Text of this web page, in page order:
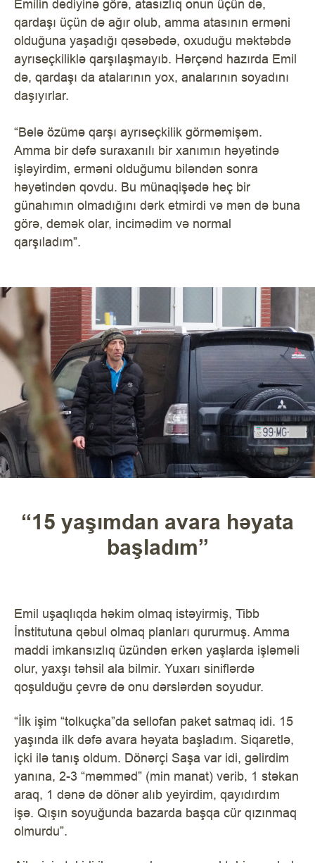
Emilin dediyinə görə, atasızlıq onun üçün də,
qardaşı üçün də ağır olub, amma atasının erməni
olduğuna yaşadığı qəsəbədə, oxuduğu məktəbdə
ayrıseçkiliklə qarşılaşmayıb. Hərçənd hazırda Emil
də, qardaşı da atalarının yox, analarının soyadını
daşıyırlar.
“Belə özümə qarşı ayrıseçkilik görməmişəm.
Amma bir dəfə suraxanılı bir xanımın həyətində
işləyirdim, erməni olduğumu biləndən sonra
həyətindən qovdu. Bu münaqişədə heç bir
günahımın olmadığını dərk etmirdi və mən də buna
görə, demək olar, incimədim və normal
qarşıladım”.
“15 yaşımdan avara həyata
başladım”
Emil uşaqlıqda həkim olmaq istəyirmiş, Tibb
İnstitutuna qəbul olmaq planları qururmuş. Amma
maddi imkansızlıq üzündən erkən yaşlarda işləməli
olur, yaxşı təhsil ala bilmir. Yuxarı siniflərdə
qoşulduğu çevrə də onu dərslərdən soyudur.
“İlk işim “tolkuçka”da sellofan paket satmaq idi. 15
yaşında ilk dəfə avara həyata başladım. Siqaretlə,
içki ilə tanış oldum. Dönərçi Saşa var idi, gəlirdim
yanına, 2-3 “məmməd” (min manat) verib, 1 stəkan
araq, 1 dənə də dönər alıb yeyirdim, qayıdırdım
işə. Qışın soyuğunda bazarda başqa cür qızınmaq
olmurdu”.